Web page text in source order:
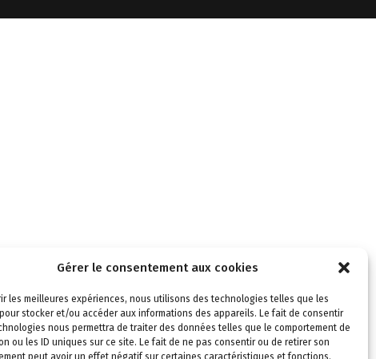
Gérer le consentement aux cookies
les meilleures expériences, nous utilisons des technologies telles que les
stocker et/ou accéder aux informations des appareils. Le fait de consentir
nous permettra de traiter des données telles que le comportement de
ou les ID uniques sur ce site. Le fait de ne pas consentir ou de retirer son
peut avoir un effet négatif sur certaines caractéristiques et fonctions.